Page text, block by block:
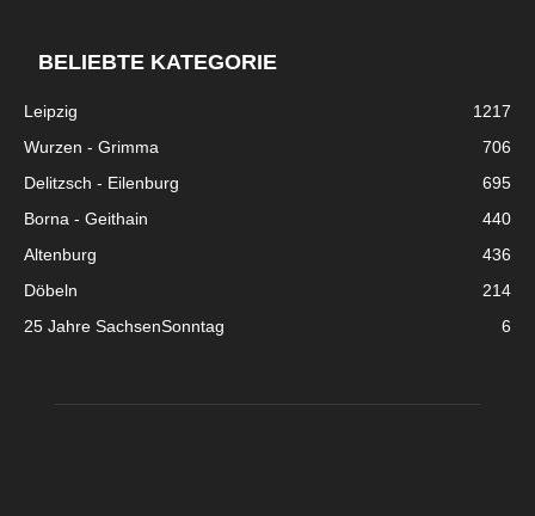
BELIEBTE KATEGORIE
Leipzig
1217
Wurzen - Grimma
706
Delitzsch - Eilenburg
695
Borna - Geithain
440
Altenburg
436
Döbeln
214
25 Jahre SachsenSonntag
6